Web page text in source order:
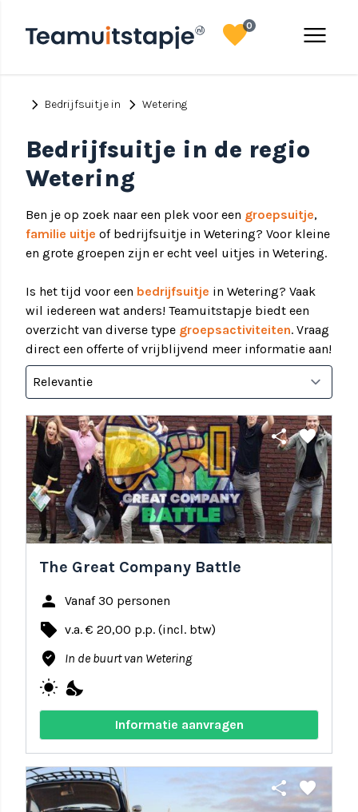
menu
favorite0
chevron_right Bedrijfsuitje in chevron_right Wetering
Bedrijfsuitje in de regio
Wetering
Ben je op zoek naar een plek voor een groepsuitje,
familie uitje of bedrijfsuitje in Wetering? Voor kleine
en grote groepen zijn er echt veel uitjes in Wetering.
Is het tijd voor een bedrijfsuitje in Wetering? Vaak
wil iedereen wat anders! Teamuitstapje biedt een
overzicht van diverse type groepsactiviteiten. Vraag
direct een offerte of vrijblijvend meer informatie aan!
share favorite
The Great Company Battle
person Vanaf 30 personen
local_offer v.a. € 20,00 p.p. (incl. btw)
where_to_vote In de buurt van Wetering
wb_sunny nights_stay
Informatie aanvragen
share favorite